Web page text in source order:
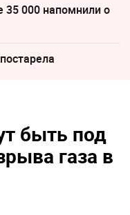
000 напомнили о
быть под
газа в